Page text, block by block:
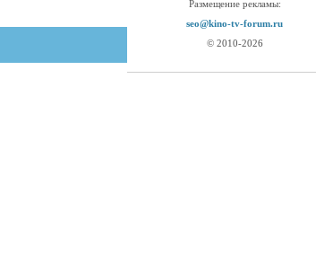
Размещение рекламы:
seo@kino-tv-forum.ru
© 2010-2026